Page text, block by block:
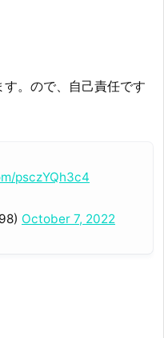
。ので、自己責任です
psczYQh3c4
October 7, 2022